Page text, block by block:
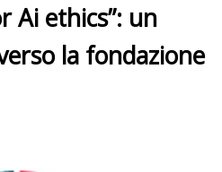
Ai ethics”: un
la fondazione